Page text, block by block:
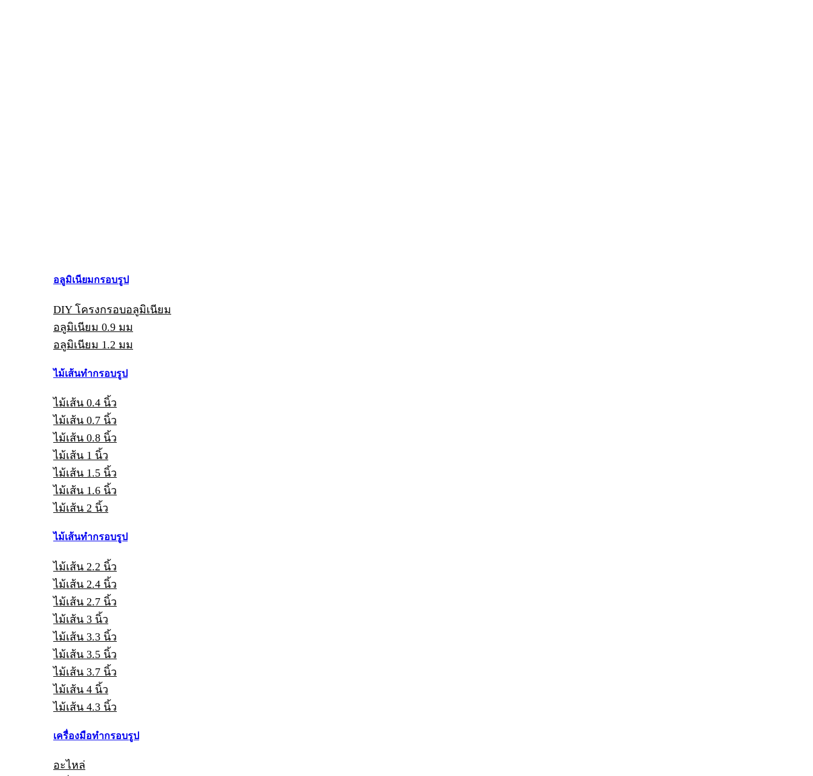
อลูมิเนียมกรอบรูป
DIY โครงกรอบอลูมิเนียม
อลูมิเนียม 0.9 มม
อลูมิเนียม 1.2 มม
ไม้เส้นทำกรอบรูป
ไม้เส้น 0.4 นิ้ว
ไม้เส้น 0.7 นิ้ว
ไม้เส้น 0.8 นิ้ว
ไม้เส้น 1 นิ้ว
ไม้เส้น 1.5 นิ้ว
ไม้เส้น 1.6 นิ้ว
ไม้เส้น 2 นิ้ว
ไม้เส้นทำกรอบรูป
ไม้เส้น 2.2 นิ้ว
ไม้เส้น 2.4 นิ้ว
ไม้เส้น 2.7 นิ้ว
ไม้เส้น 3 นิ้ว
ไม้เส้น 3.3 นิ้ว
ไม้เส้น 3.5 นิ้ว
ไม้เส้น 3.7 นิ้ว
ไม้เส้น 4 นิ้ว
ไม้เส้น 4.3 นิ้ว
เครื่องมือทำกรอบรูป
อะไหล่